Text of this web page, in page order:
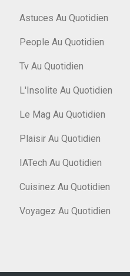
Astuces Au Quotidien
People Au Quotidien
Tv Au Quotidien
L'Insolite Au Quotidien
Le Mag Au Quotidien
Plaisir Au Quotidien
IATech Au Quotidien
Cuisinez Au Quotidien
Voyagez Au Quotidien